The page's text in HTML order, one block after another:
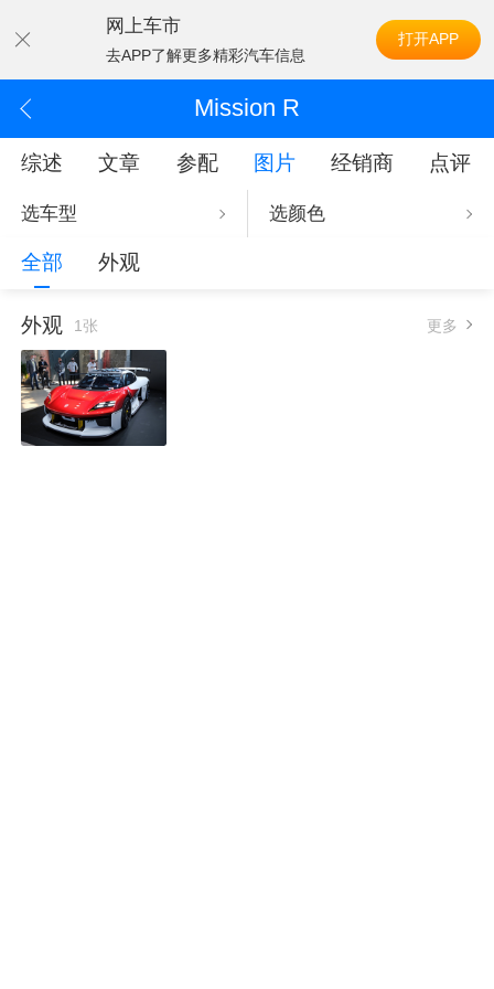
网上车市
去APP了解更多精彩汽车信息
打开APP
Mission R
综述 文章 参配 图片 经销商 点评
选车型 选颜色
全部 外观
外观 1张 更多